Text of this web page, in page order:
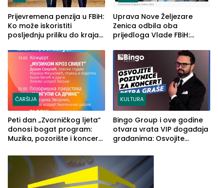
Prijevremena penzija u FBiH:
Ko može iskoristiti
posljednju priliku do kraja
Uprava Nove Željezare
Zenica odbila oba
prijedloga Vlade FBiH:
rješenje
ČARŠIJA
Peti dan „Zvorničkog ljeta“
donosi bogat program:
Muzika, pozorište i koncert
KULTURA
Bingo Group i ove godine
otvara vrata VIP događaja
građanima: Osvojite
Graše